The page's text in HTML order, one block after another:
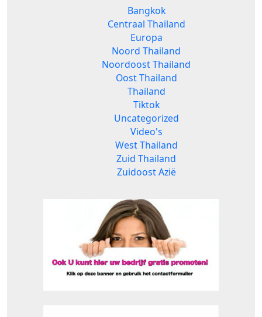
Bangkok
Centraal Thailand
Europa
Noord Thailand
Noordoost Thailand
Oost Thailand
Thailand
Tiktok
Uncategorized
Video's
West Thailand
Zuid Thailand
Zuidoost Azië